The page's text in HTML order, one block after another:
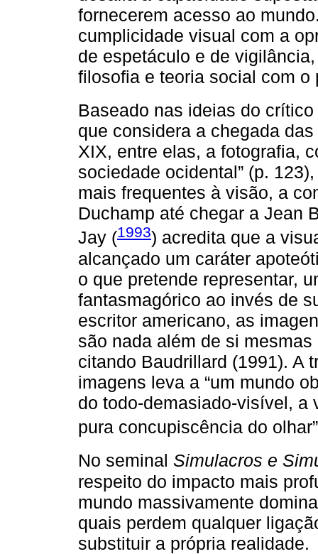
fornecerem acesso ao
cumplicidade visual com a
de espetáculo e de
filosofia e teoria social com
Baseado nas ideias do
que considera a chegada
XIX, entre elas, a fotografia,
sociedade ocidental” (p.
mais frequentes à visão, a
Duchamp até chegar a Jean
Jay (1993) acredita que a
alcançado um caráter
o que pretende representar,
fantasmagórico ao invés de
escritor americano, as
são nada além de si mesmas
citando Baudrillard (1991). A
imagens leva a “um mundo
do todo-demasiado-visível, a
pura concupiscência do
No seminal Simulacros e
respeito do impacto mais
mundo massivamente
quais perdem qualquer
substituir a própria realidade.